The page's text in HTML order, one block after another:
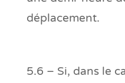
déplacement.
5.6 – Si, dans le